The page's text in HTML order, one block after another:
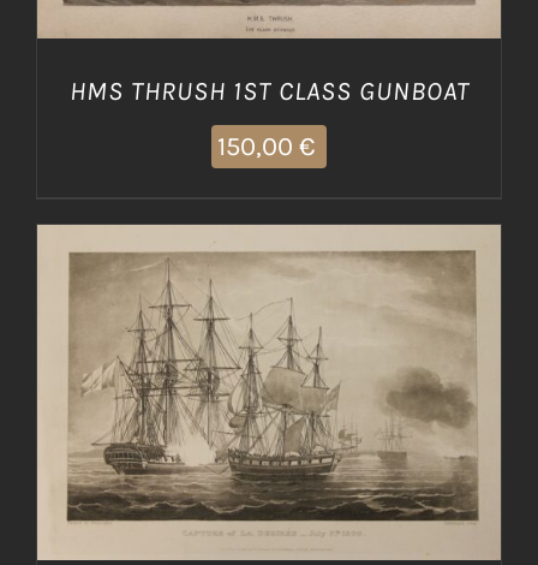
HMS THRUSH 1ST CLASS GUNBOAT
150,00 €
AGGIUNGI AL CARRELLO / DETTAGLI